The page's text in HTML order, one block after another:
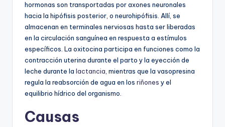
hormonas son transportadas por axones neuronales
hacia la hipófisis posterior, o neurohipófisis. Allí, se
almacenan en terminales nerviosas hasta ser liberadas
en la circulación sanguínea en respuesta a estímulos
específicos. La oxitocina participa en funciones como la
contracción uterina durante el parto y la eyección de
leche durante la lactancia , mientras que la vasopresina
regula la reabsorción de agua en los riñones y el
equilibrio hídrico del organismo.
Causas